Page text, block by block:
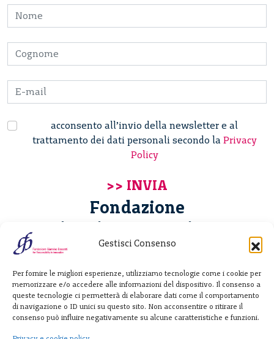
Gestisci Consenso
Per fornire le migliori esperienze, utilizziamo tecnologie come i cookie per
memorizzare e/o accedere alle informazioni del dispositivo. Il consenso a
queste tecnologie ci permetterà di elaborare dati come il comportamento
di navigazione o ID unici su questo sito. Non acconsentire o ritirare il
consenso può influire negativamente su alcune caratteristiche e funzioni.
acconsento all’invio della newsletter e al
trattamento dei dati personali secondo la Privacy
Policy
Fondazione
Giannino Bassetti ETS
20122 Milano - Italia
T. +39 02 781933
F. + 39 02 76392030